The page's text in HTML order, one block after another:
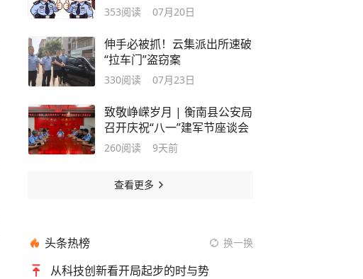
353阅读 07月20日
伸手必被抓！云集派出所速破
“拉车门”盗窃案
330阅读 07月23日
致敬峥嵘岁月 | 衡南县公安局
召开庆祝“八一”建军节座谈会
260阅读 9天前
查看更多
头条热榜 换一换
从科技创新看开局起步的时与势